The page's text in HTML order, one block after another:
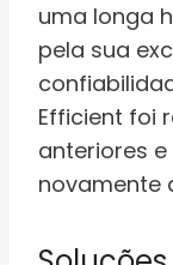
uma longa
pela sua
Efficient foi
anteriores
novamente